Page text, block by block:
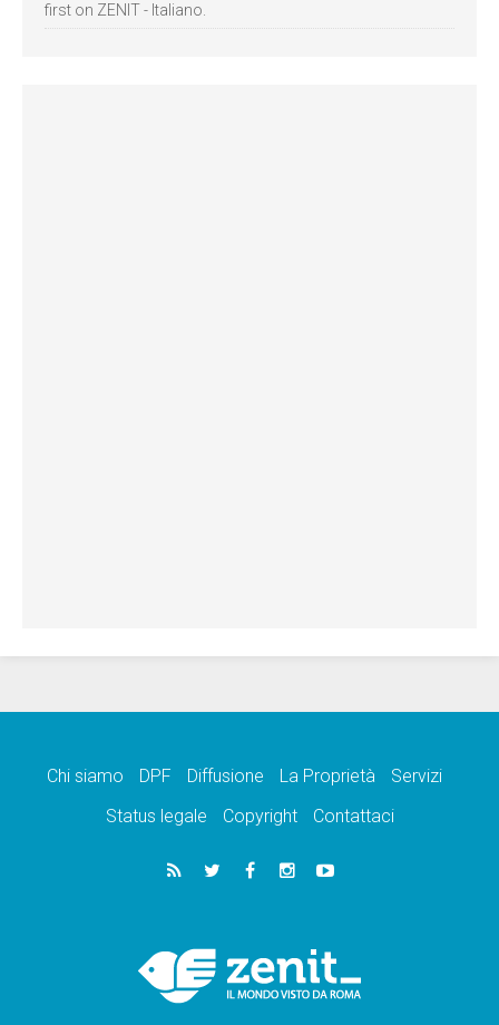
first on ZENIT - Italiano.
Chi siamo DPF Diffusione La Proprietà
Servizi
Status legale
Copyright Contattaci